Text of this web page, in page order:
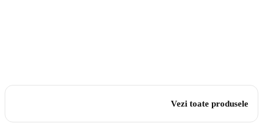
Vezi toate produsele